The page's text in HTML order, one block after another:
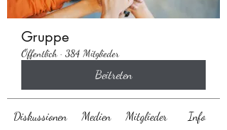
Gruppe
Öffentlich · 384 Mitglieder
Beitreten
Diskussionen Medien Mitglieder Info